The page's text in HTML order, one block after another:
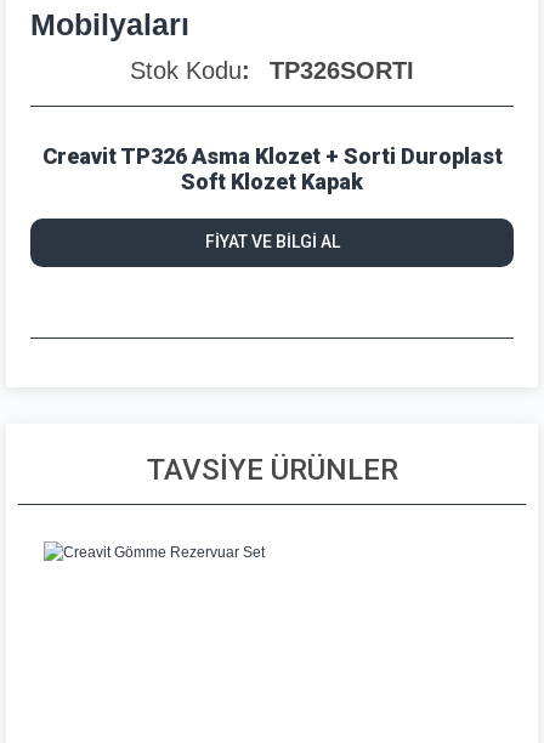
Mobilyaları
Stok Kodu TP326SORTI
Creavit TP326 Asma Klozet + Sorti Duroplast
Soft Klozet Kapak
FİYAT VE BİLGİ AL
TAVSİYE ÜRÜNLER